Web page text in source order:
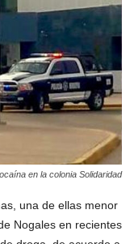
en la colonia Solidaridad
una de ellas menor
Nogales en recientes